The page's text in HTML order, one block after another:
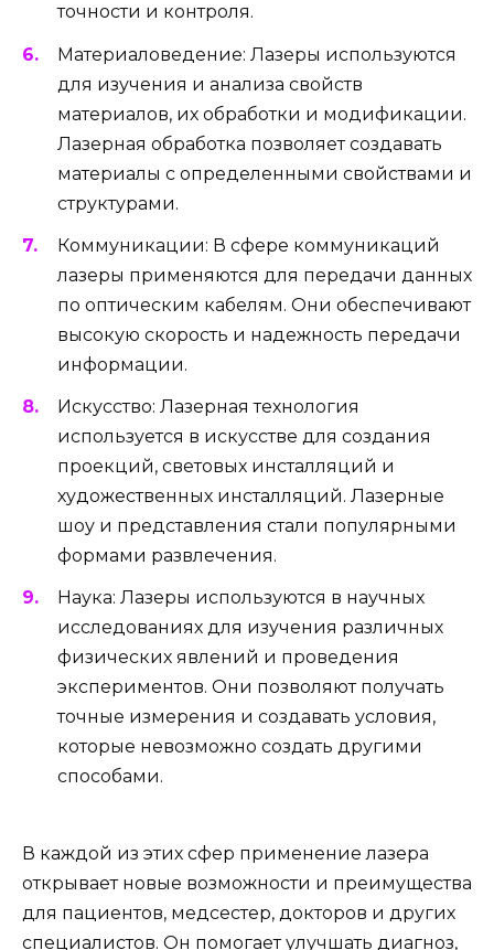
точности и контроля.
Материаловедение: Лазеры используются
для изучения и анализа свойств
материалов, их обработки и модификации.
Лазерная обработка позволяет создавать
материалы с определенными свойствами и
структурами.
Коммуникации: В сфере коммуникаций
лазеры применяются для передачи данных
по оптическим кабелям. Они обеспечивают
высокую скорость и надежность передачи
информации.
Искусство: Лазерная технология
используется в искусстве для создания
проекций, световых инсталляций и
художественных инсталляций. Лазерные
шоу и представления стали популярными
формами развлечения.
Наука: Лазеры используются в научных
исследованиях для изучения различных
физических явлений и проведения
экспериментов. Они позволяют получать
точные измерения и создавать условия,
которые невозможно создать другими
способами.
В каждой из этих сфер применение лазера
открывает новые возможности и преимущества
для пациентов, медсестер, докторов и других
специалистов. Он помогает улучшать диагноз,